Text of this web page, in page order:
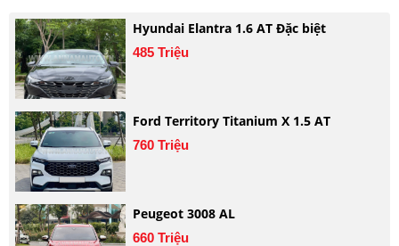
Hyundai Elantra 1.6 AT Đặc biệt
485 Triệu
Ford Territory Titanium X 1.5 AT
760 Triệu
Peugeot 3008 AL
660 Triệu